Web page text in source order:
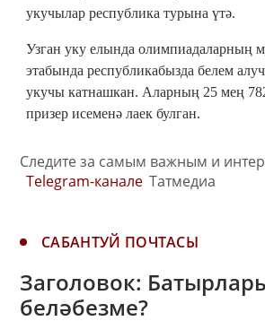
укучылар республика турына үтә.
Узган уку елында олимпиадаларның
этабында республикабызда белем
укучы катнашкан. Аларның 25 мең
призер исеменә лаек булган.
Следите за самым важным и
Telegram-канале Татмедиа
САБАНТУЙ ПОЧТАСЫ
Заголовок:
беләбезме?